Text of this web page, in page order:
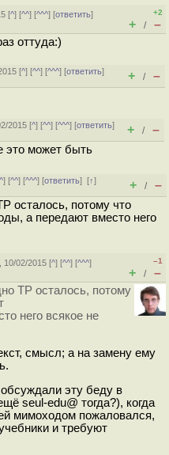
[^] [^^] [^^^] [ответить]
+2
+ / –
оттуда:)
[^] [^^] [^^^] [ответить]
+ / –
2015 [^] [^^] [^^^] [ответить]
+ / –
это может быть
^] [^^] [^^^] [ответить][↑]
+ / –
осталось, потому что
а передают вместо него
10/02/2015 [^] [^^] [^^^]
–1
+ / –
TP осталось, потому
него всякое не
смысл; а на замену ему
эту беду в
seul-edu@ тогда?), когда
мимоходом пожаловался,
и требуют